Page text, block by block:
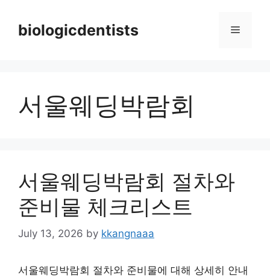
contentbiologicdentists Menu
서울웨딩박람회
서울웨딩박람회 절차와
준비물 체크리스트
July 13, 2026 by kkangnaaa
서울웨딩박람회 절차와 준비물에 대해 상세히 안내